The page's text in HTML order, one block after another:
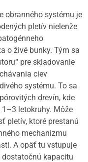
obranného systému je
pletív nielenže
o živé bunky. Tým sa
pre skladovanie
ciev
systému. To sa
drevín, kde
letokruhy. Môže
pletív, ktoré prestanú
mechanizmu
A opäť tu vstupuje
kapacitu